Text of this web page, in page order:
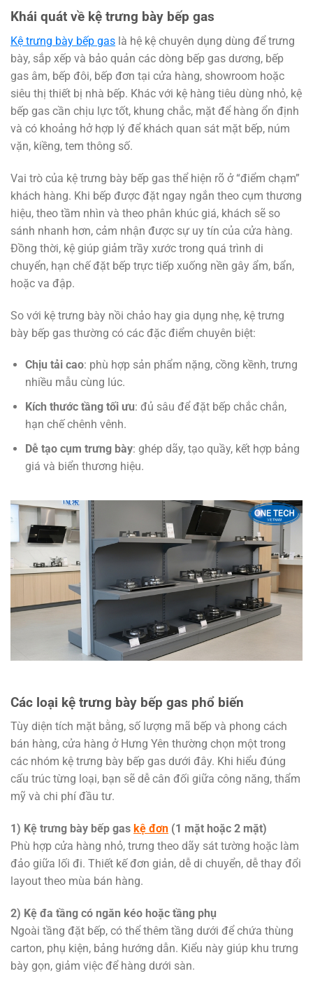
Khái quát về kệ trưng bày bếp gas
Kệ trưng bày bếp gas là hệ kệ chuyên dụng dùng để trưng
bày, sắp xếp và bảo quản các dòng bếp gas dương, bếp
gas âm, bếp đôi, bếp đơn tại cửa hàng, showroom hoặc
siêu thị thiết bị nhà bếp. Khác với kệ hàng tiêu dùng nhỏ, kệ
bếp gas cần chịu lực tốt, khung chắc, mặt để hàng ổn định
và có khoảng hở hợp lý để khách quan sát mặt bếp, núm
vặn, kiềng, tem thông số.
Vai trò của kệ trưng bày bếp gas thể hiện rõ ở “điểm chạm”
khách hàng. Khi bếp được đặt ngay ngắn theo cụm thương
hiệu, theo tầm nhìn và theo phân khúc giá, khách sẽ so
sánh nhanh hơn, cảm nhận được sự uy tín của cửa hàng.
Đồng thời, kệ giúp giảm trầy xước trong quá trình di
chuyển, hạn chế đặt bếp trực tiếp xuống nền gây ẩm, bẩn,
hoặc va đập.
So với kệ trưng bày nồi chảo hay gia dụng nhẹ, kệ trưng
bày bếp gas thường có các đặc điểm chuyên biệt:
Chịu tải cao: phù hợp sản phẩm nặng, cồng kềnh, trưng
nhiều mẫu cùng lúc.
Kích thước tầng tối ưu: đủ sâu để đặt bếp chắc chắn,
hạn chế chênh vênh.
Dễ tạo cụm trưng bày: ghép dãy, tạo quầy, kết hợp bảng
giá và biển thương hiệu.
Các loại kệ trưng bày bếp gas phổ biến
Tùy diện tích mặt bằng, số lượng mã bếp và phong cách
bán hàng, cửa hàng ở Hưng Yên thường chọn một trong
các nhóm kệ trưng bày bếp gas dưới đây. Khi hiểu đúng
cấu trúc từng loại, bạn sẽ dễ cân đối giữa công năng, thẩm
mỹ và chi phí đầu tư.
1) Kệ trưng bày bếp gas kệ đơn (1 mặt hoặc 2 mặt)
Phù hợp cửa hàng nhỏ, trưng theo dãy sát tường hoặc làm
đảo giữa lối đi. Thiết kế đơn giản, dễ di chuyển, dễ thay đổi
layout theo mùa bán hàng.
2) Kệ đa tầng có ngăn kéo hoặc tầng phụ
Ngoài tầng đặt bếp, có thể thêm tầng dưới để chứa thùng
carton, phụ kiện, bảng hướng dẫn. Kiểu này giúp khu trưng
bày gọn, giảm việc để hàng dưới sàn.